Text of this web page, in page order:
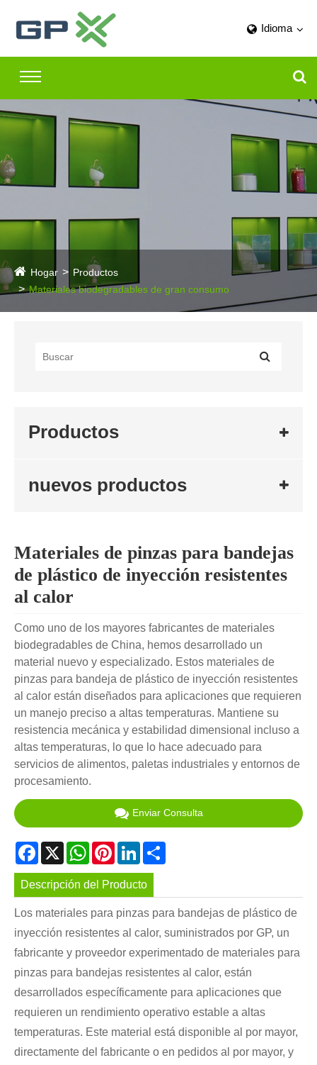
Idioma
Hogar
Productos
Materiales biodegradables de gran consumo
Productos
nuevos productos
Materiales de pinzas para bandejas
de plástico de inyección resistentes
al calor
Como uno de los mayores fabricantes de materiales
biodegradables de China, hemos desarrollado un
material nuevo y especializado. Estos materiales de
pinzas para bandeja de plástico de inyección resistentes
al calor están diseñados para aplicaciones que requieren
un manejo preciso a altas temperaturas. Mantiene su
resistencia mecánica y estabilidad dimensional incluso a
altas temperaturas, lo que lo hace adecuado para
servicios de alimentos, paletas industriales y entornos de
procesamiento.
Enviar Consulta
Facebook
X WhatsApp
PinterestLinkedIn
Descripción del Producto
Los materiales para pinzas para bandejas de plástico de
inyección resistentes al calor, suministrados por GP, un
fabricante y proveedor experimentado de materiales para
pinzas para bandejas resistentes al calor, están
desarrollados específicamente para aplicaciones que
requieren un rendimiento operativo estable a altas
temperaturas. Este material está disponible al por mayor,
directamente del fabricante o en pedidos al por mayor, y